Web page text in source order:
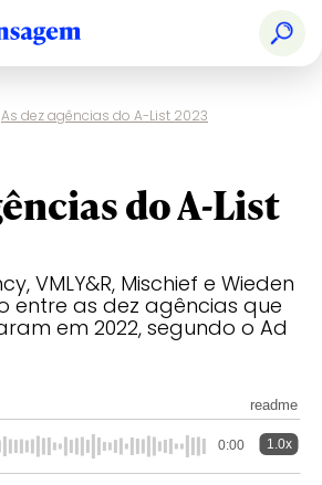
As dez agências do A-List 2023
do A-List
VMLY&R, Mischief e Wieden
entre as dez agências que
em 2022, segundo o Ad
readme
0:00 1.0x